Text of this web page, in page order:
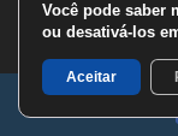
Você pode saber
ou desativá-los
Aceitar